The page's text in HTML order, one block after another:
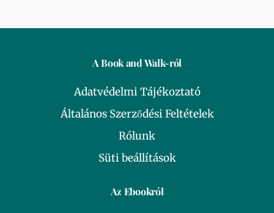
A Book and Walk-ról
Adatvédelmi Tájékoztató
Általános Szerződési Feltételek
Rólunk
Süti beállítások
Az Ebookról